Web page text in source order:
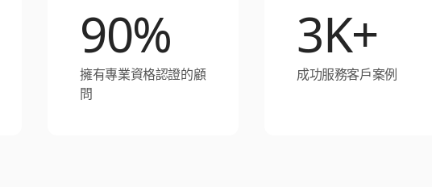
90%
擁有專業資格認證的顧
問
3K+
成功服務客戶案例